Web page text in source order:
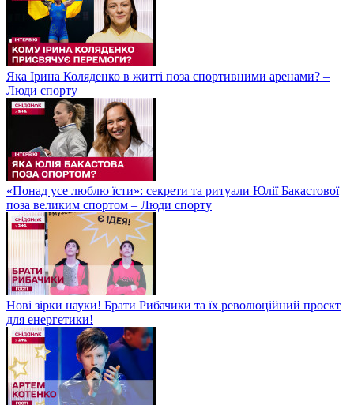
Яка Ірина Коляденко в житті поза спортивними аренами? –
Люди спорту
«Понад усе люблю їсти»: секрети та ритуали Юлії Бакастової
поза великим спортом – Люди спорту
Нові зірки науки! Брати Рибачики та їх революційний проєкт
для енергетики!